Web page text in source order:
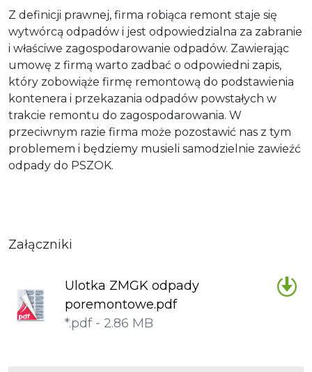
Z definicji prawnej, firma robiąca remont staje się
wytwórcą odpadów i jest odpowiedzialna za zabranie
i właściwe zagospodarowanie odpadów. Zawierając
umowę z firmą warto zadbać o odpowiedni zapis,
który zobowiąże firmę remontową do podstawienia
kontenera i przekazania odpadów powstałych w
trakcie remontu do zagospodarowania. W
przeciwnym razie firma może pozostawić nas z tym
problemem i będziemy musieli samodzielnie zawieźć
odpady do PSZOK.
Załączniki
Ulotka ZMGK odpady
poremontowe.pdf
*.pdf - 2.86 MB